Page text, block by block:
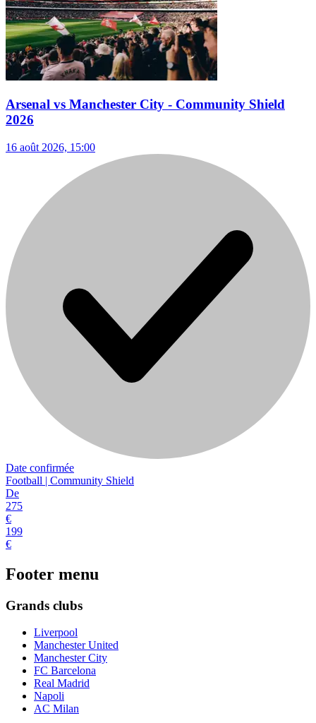
Arsenal vs Manchester City - Community Shield
2026
16 août 2026, 15:00
Date confirmée
Football | Community Shield
De
275
€
199
€
Footer menu
Grands clubs
Liverpool
Manchester United
Manchester City
FC Barcelona
Real Madrid
Napoli
AC Milan